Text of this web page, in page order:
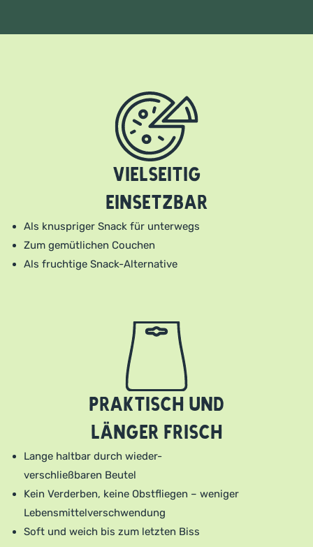
Vielseitig
einsetzbar
Als knuspriger Snack für unterwegs
Zum gemütlichen Couchen
Als fruchtige Snack-Alternative
Praktisch und
länger frisch
Lange haltbar durch wieder-
verschließbaren Beutel
Kein Verderben, keine Obstfliegen – weniger
Lebensmittelverschwendung
Soft und weich bis zum letzten Biss